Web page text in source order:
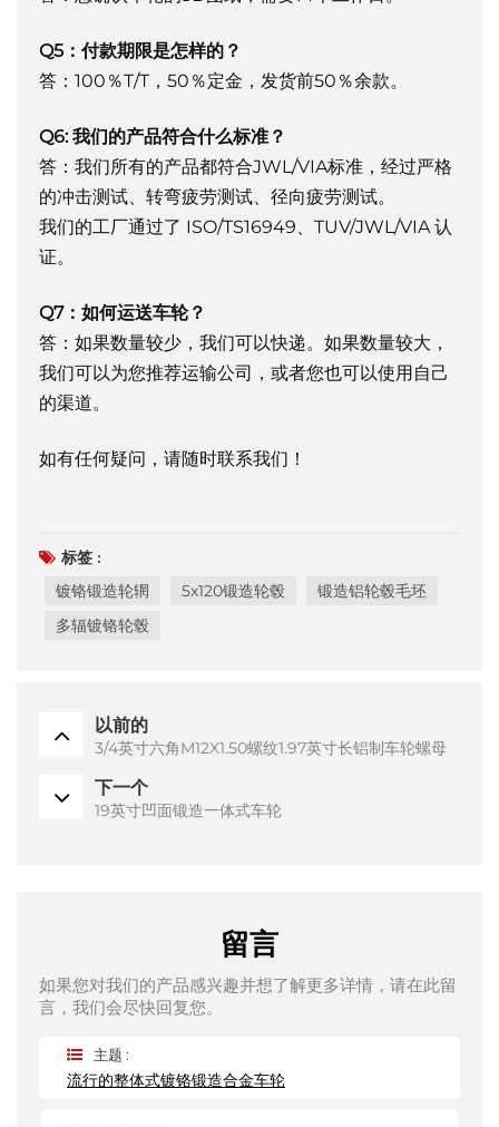
Q5：付款期限是怎样的？
答：100％T/T，50％定金，发货前50％余款。
Q6: 我们的产品符合什么标准？
答：我们所有的产品都符合JWL/VIA标准，经过严格
的冲击测试、转弯疲劳测试、径向疲劳测试。
我们的工厂通过了 ISO/TS16949、TUV/JWL/VIA 认
证。
Q7：如何运送车轮？
答：如果数量较少，我们可以快递。如果数量较大，
我们可以为您推荐运输公司，或者您也可以使用自己
的渠道。
如有任何疑问，请随时联系我们！
标签 :
镀铬锻造轮辋
5x120锻造轮毂
锻造铝轮毂毛坯
多辐镀铬轮毂
以前的
3/4英寸六角M12X1.50螺纹1.97英寸长铝制车轮螺母
下一个
19英寸凹面锻造一体式车轮
留言
如果您对我们的产品感兴趣并想了解更多详情，请在此留
言，我们会尽快回复您。
主题 :
流行的整体式镀铬锻造合金车轮